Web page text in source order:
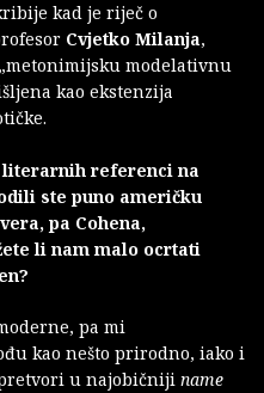
kad je riječ o
Cvjetko Milanja,
modelativnu
kao ekstenzija
literarnih referenci na
ste puno američku
pa Cohena,
li nam malo ocrtati
pa mi
kao nešto prirodno, iako i
u najobičniji name